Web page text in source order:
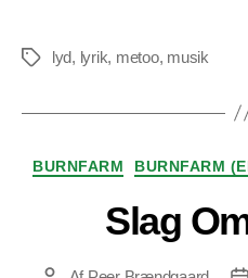
Tags lyd, lyrik, metoo, musik
BURNFARM BURNFARM
Slag